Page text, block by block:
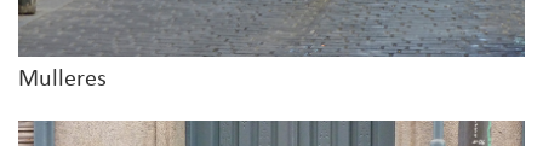
Mulleres